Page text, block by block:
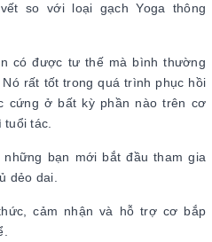
so với loại gạch Yoga thông
có được tư thế mà bình thường
rất tốt trong quá trình phục hồi
cứng ở bất kỳ phần nào trên cơ
tác.
bạn mới bắt đầu tham gia
dẻo dai.
cảm nhận và hỗ trợ cơ bắp